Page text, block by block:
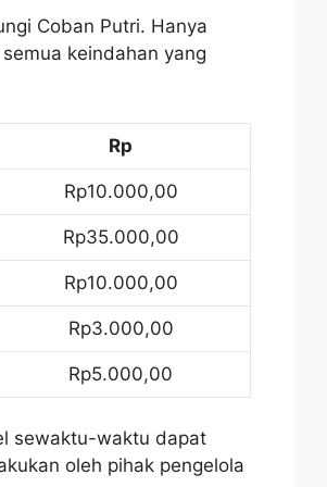
Coban Putri. Hanya
keindahan yang
Rp
Rp10.000,00
Rp35.000,00
Rp10.000,00
Rp3.000,00
Rp5.000,00
sewaktu-waktu dapat
oleh pihak pengelola